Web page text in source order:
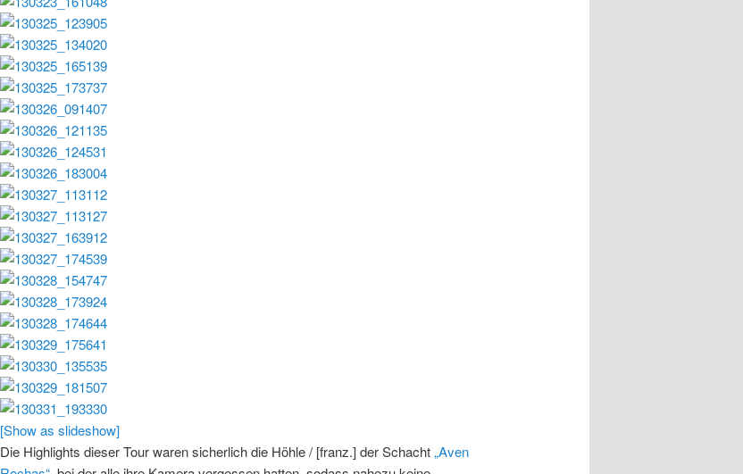
[Show as slideshow]
Die Highlights dieser Tour waren sicherlich die Höhle / [franz.] der Schacht„Aven